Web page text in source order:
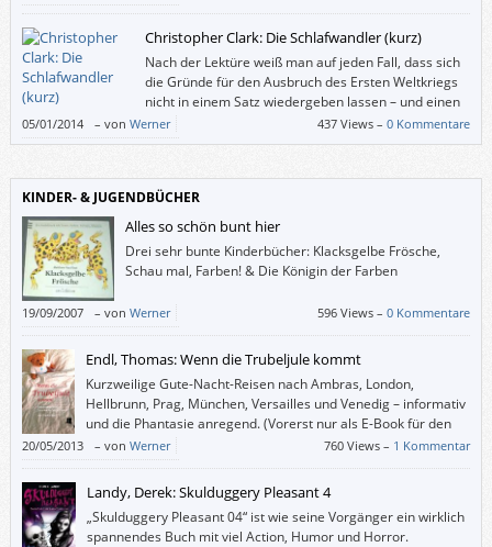
Christopher Clark: Die Schlafwandler (kurz)
Nach der Lektüre weiß man auf jeden Fall, dass sich
die Gründe für den Ausbruch des Ersten Weltkriegs
nicht in einem Satz wiedergeben lassen – und einen
einzigen Staat als Auslöser wird man auch nicht
benennen können.
05/01/2014 – von Werner 437 Views –0 Kommentare
KINDER- & JUGENDBÜCHER
Alles so schön bunt hier
Drei sehr bunte Kinderbücher: Klacksgelbe Frösche,
Schau mal, Farben! & Die Königin der Farben
19/09/2007 – von Werner 596 Views –0 Kommentare
Endl, Thomas: Wenn die Trubeljule kommt
Kurzweilige Gute-Nacht-Reisen nach Ambras, London,
Hellbrunn, Prag, München, Versailles und Venedig – informativ
und die Phantasie anregend. (Vorerst nur als E-Book für den
Kindle.)
20/05/2013 – von Werner 760 Views – 1 Kommentar
Landy, Derek: Skulduggery Pleasant 4
„Skulduggery Pleasant 04“ ist wie seine Vorgänger ein wirklich
spannendes Buch mit viel Action, Humor und Horror.